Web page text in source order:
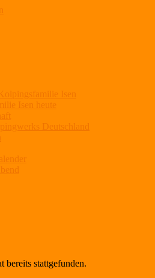
Isen
Isen heute
Deutschland
bereits stattgefunden.